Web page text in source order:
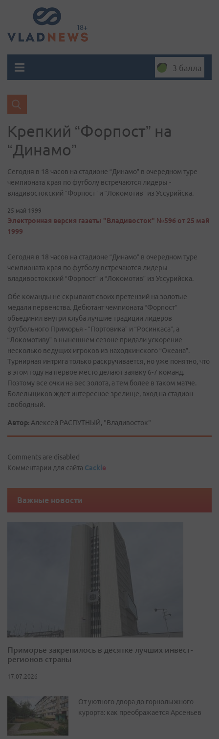
3 балла
Крепкий “Форпост” на
“Динамо”
Сегодня в 18 часов на стадионе “Динамо” в очередном туре
чемпионата края по футболу встречаются лидеры -
владивостокский “Форпост” и “Локомотив” из Уссурийска.
25 май 1999
Электронная версия газеты "Владивосток" №596 от 25 май
1999
Сегодня в 18 часов на стадионе “Динамо” в очередном туре
чемпионата края по футболу встречаются лидеры -
владивостокский “Форпост” и “Локомотив” из Уссурийска.
Обе команды не скрывают своих претензий на золотые
медали первенства. Дебютант чемпионата “Форпост”
объединил внутри клуба лучшие традиции лидеров
футбольного Приморья - “Портовика” и “Росинкаса”, а
“Локомотиву” в нынешнем сезоне придали ускорение
несколько ведущих игроков из находкинского “Океана”.
Турнирная интрига только раскручивается, но уже понятно, что
в этом году на первое место делают заявку 6-7 команд.
Поэтому все очки на вес золота, а тем более в таком матче.
Болельщиков ждет интересное зрелище, вход на стадион
свободный.
Автор: Алексей РАСПУТНЫЙ, "Владивосток"
Comments are disabled
Комментарии для сайта Cackle
Важные новости
Приморье закрепилось в десятке лучших инвест-
регионов страны
17.07.2026
От уютного двора до горнолыжного
курорта: как преображается Арсеньев